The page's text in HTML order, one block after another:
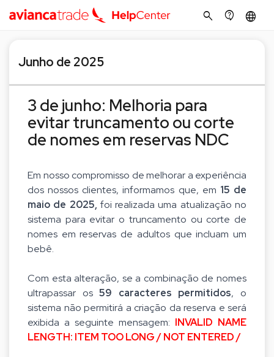
search contact_support language
Junho de 2025
3 de junho: Melhoria para
evitar truncamento ou corte
de nomes em reservas NDC
Em nosso compromisso de melhorar a experiência
dos nossos clientes, informamos que, em 15 de
maio de 2025, foi realizada uma atualização no
sistema para evitar o truncamento ou corte de
nomes em reservas de adultos que incluam um
bebê.
Com esta alteração, se a combinação de nomes
ultrapassar os59 caracteres permitidos, o
sistema não permitirá a criação da reserva e será
exibida a seguinte mensagem: INVALID NAME
LENGTH: ITEM TOO LONG / NOT ENTERED /